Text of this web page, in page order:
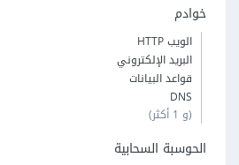
خوادم
الويب HTTP
البريد الإلكتروني
قواعد البيانات
DNS
(و 1 أكثر)
الحوسبة السحابية